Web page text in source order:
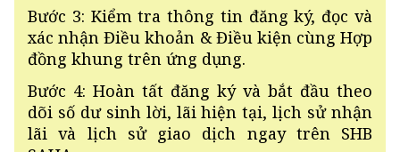
Bước 3: Kiểm tra thông tin đăng ký, đọc và
xác nhận Điều khoản & Điều kiện cùng Hợp
đồng khung trên ứng dụng.
Bước 4: Hoàn tất đăng ký và bắt đầu theo
dõi số dư sinh lời, lãi hiện tại, lịch sử nhận
lãi và lịch sử giao dịch ngay trên SHB